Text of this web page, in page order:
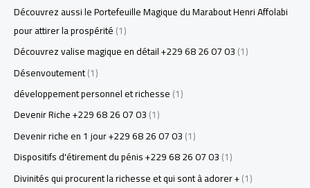
Découvrez aussi le Portefeuille Magique du Marabout Henri Affolabi
pour attirer la prospérité(1)
Découvrez valise magique en détail +229 68 26 07 03(1)
Désenvoutement(1)
développement personnel et richesse(1)
Devenir Riche +229 68 26 07 03(1)
Devenir riche en 1 jour +229 68 26 07 03(1)
Dispositifs d'étirement du pénis +229 68 26 07 03(1)
Divinités qui procurent la richesse et qui sont à adorer +(1)